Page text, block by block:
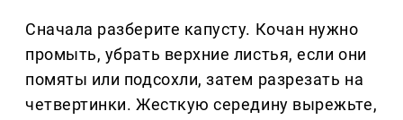
Сначала разберите капусту. Кочан нужно
промыть, убрать верхние листья, если они
помяты или подсохли, затем разрезать на
четвертинки. Жесткую середину вырежьте,